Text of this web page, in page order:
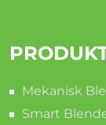
Mekanisk
Smart